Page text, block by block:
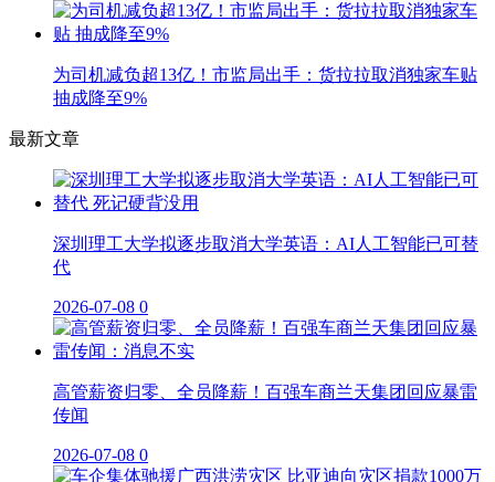
为司机减负超13亿！市监局出手：货拉拉取消独家车贴
抽成降至9%
最新文章
深圳理工大学拟逐步取消大学英语：AI人工智能已可替
代
2026-07-08 0
高管薪资归零、全员降薪！百强车商兰天集团回应暴雷
传闻
2026-07-08 0